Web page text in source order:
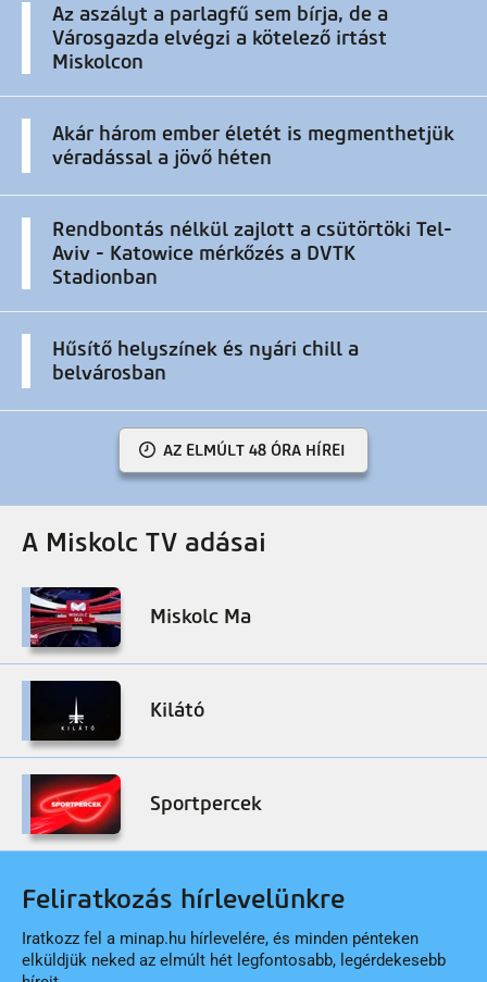
Az aszályt a parlagfű sem bírja, de a
Városgazda elvégzi a kötelező irtást
Miskolcon
Akár három ember életét is megmenthetjük
véradással a jövő héten
Rendbontás nélkül zajlott a csütörtöki Tel-
Aviv - Katowice mérkőzés a DVTK
Stadionban
Hűsítő helyszínek és nyári chill a
belvárosban
AZ ELMÚLT 48 ÓRA HÍREI
A Miskolc TV adásai
Miskolc Ma
Kilátó
Sportpercek
Feliratkozás hírlevelünkre
Iratkozz fel a minap.hu hírlevelére, és minden pénteken
elküldjük neked az elmúlt hét legfontosabb, legérdekesebb